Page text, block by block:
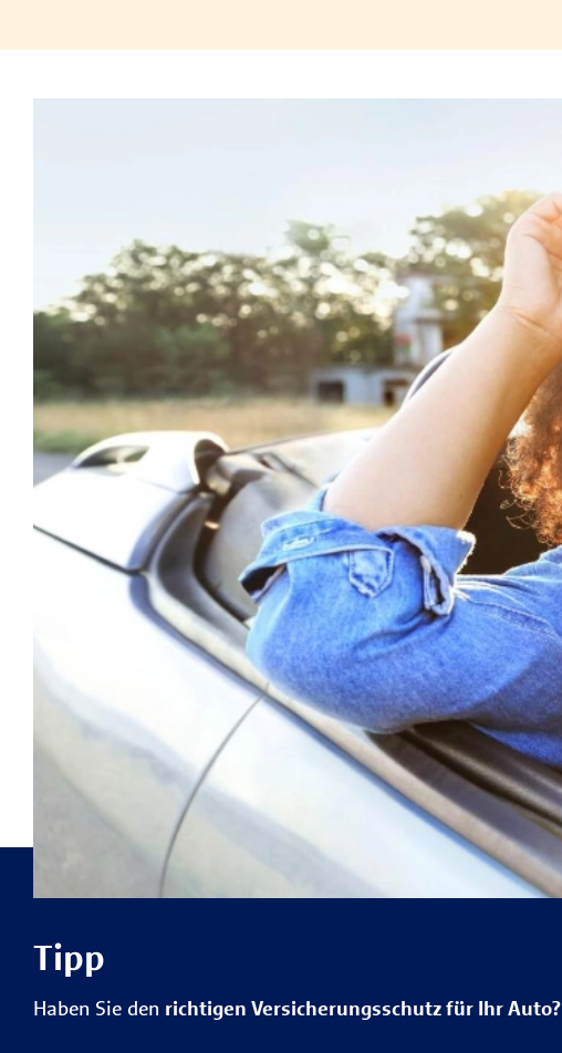
Tipp
Haben Sie den richtigen Versicherungsschutz für Ihr Auto?